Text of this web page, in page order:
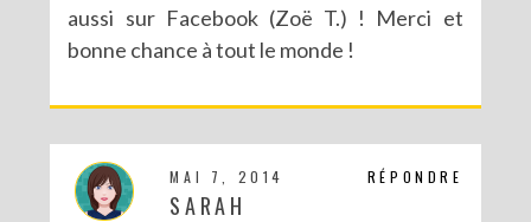
aussi sur Facebook (Zoë T.) ! Merci et
bonne chance à tout le monde !
RÉPONDRE
MAI 7, 2014
SARAH